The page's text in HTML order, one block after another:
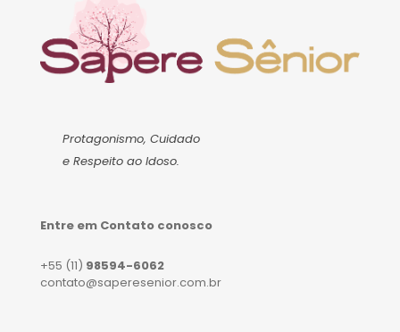
Protagonismo, Cuidado
e Respeito ao Idoso.
Entre em Contato conosco
+55 (11) 98594-6062
contato@saperesenior.com.br